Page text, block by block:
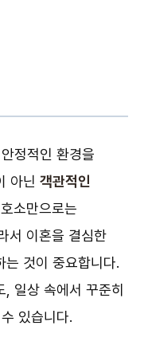
정적인 환경을
아닌 객관적인
소만으로는
서 이혼을 결심한
는 것이 중요합니다.
일상 속에서 꾸준히
있습니다.